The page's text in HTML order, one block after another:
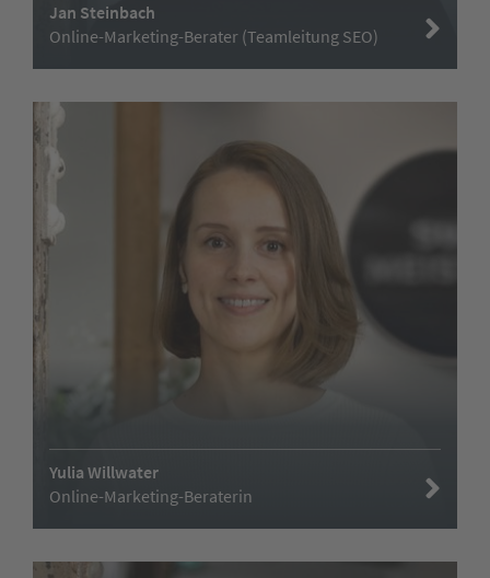
Jan Steinbach
Online-Marketing-Berater (Teamleitung SEO)
Yulia Willwater
Online-Marketing-Beraterin